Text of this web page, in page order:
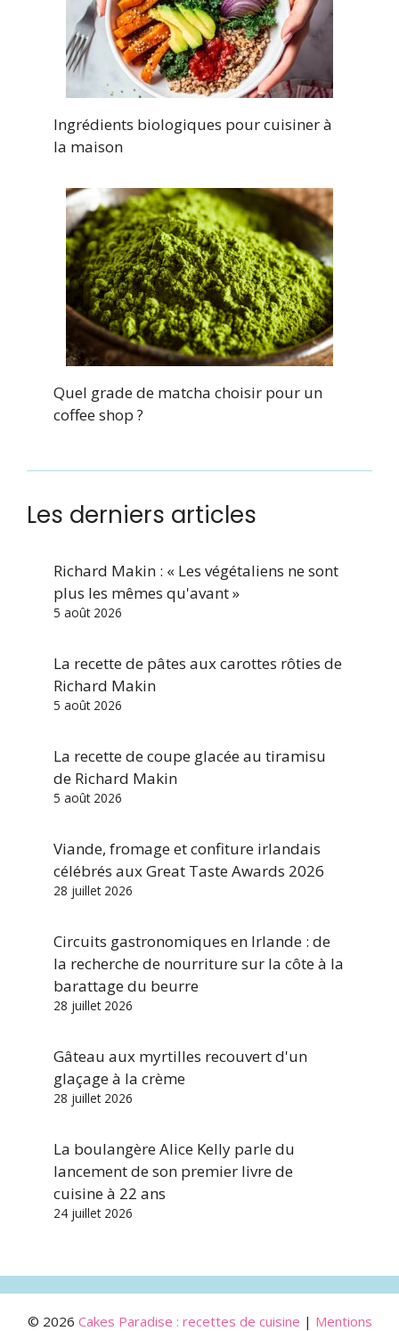
Ingrédients biologiques pour cuisiner à
la maison
Quel grade de matcha choisir pour un
coffee shop ?
Les derniers articles
Richard Makin : « Les végétaliens ne sont
plus les mêmes qu'avant »
5 août 2026
La recette de pâtes aux carottes rôties de
Richard Makin
5 août 2026
La recette de coupe glacée au tiramisu
de Richard Makin
5 août 2026
Viande, fromage et confiture irlandais
célébrés aux Great Taste Awards 2026
28 juillet 2026
Circuits gastronomiques en Irlande : de
la recherche de nourriture sur la côte à la
barattage du beurre
28 juillet 2026
Gâteau aux myrtilles recouvert d'un
glaçage à la crème
28 juillet 2026
La boulangère Alice Kelly parle du
lancement de son premier livre de
cuisine à 22 ans
24 juillet 2026
© 2026 Cakes Paradise : recettes de cuisine | Mentions